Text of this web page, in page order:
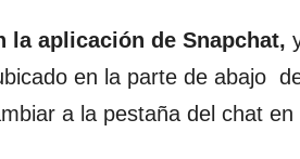
la aplicación de Snapchat,
en la parte de abajo
a la pestaña del chat